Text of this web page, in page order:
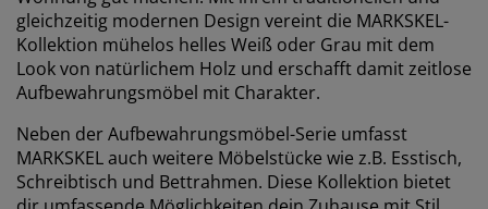
gleichzeitig modernen Design vereint die MARKSKEL-
Kollektion mühelos helles Weiß oder Grau mit dem
Look von natürlichem Holz und erschafft damit zeitlose
Aufbewahrungsmöbel mit Charakter.
Neben der Aufbewahrungsmöbel-Serie umfasst
MARKSKEL auch weitere Möbelstücke wie z.B. Esstisch,
Schreibtisch und Bettrahmen. Diese Kollektion bietet